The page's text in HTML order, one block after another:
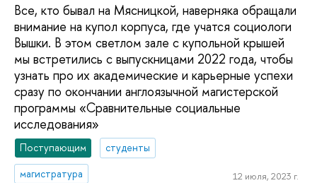
Все, кто бывал на Мясницкой, наверняка обращали
внимание на купол корпуса, где учатся социологи
Вышки. В этом светлом зале с купольной крышей
мы встретились с выпускницами 2022 года, чтобы
узнать про их академические и карьерные успехи
сразу по окончании англоязычной магистерской
программы «Сравнительные социальные
исследования»
Поступающим
студенты
магистратура
12 июля, 2023 г.